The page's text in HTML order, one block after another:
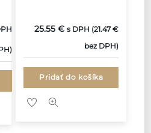
25.55€ s DPH (21.47€
bez DPH)
Pridať do košíka